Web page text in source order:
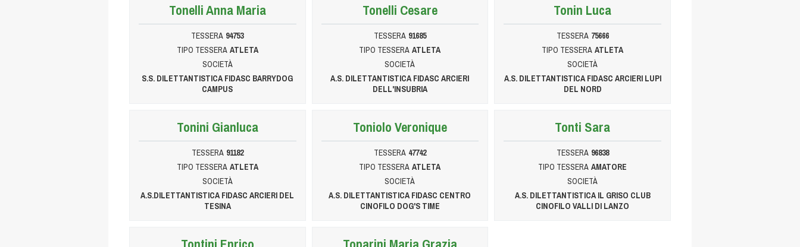
Tonelli Anna Maria
TESSERA 94753
TIPO TESSERA ATLETA
SOCIETÀ
S.S. DILETTANTISTICA FIDASC BARRYDOG
CAMPUS
Tonelli Cesare
TESSERA 91685
TIPO TESSERA ATLETA
SOCIETÀ
A.S. DILETTANTISTICA FIDASC ARCIERI
DELL'INSUBRIA
Tonin Luca
TESSERA 75666
TIPO TESSERA ATLETA
SOCIETÀ
A.S. DILETTANTISTICA FIDASC ARCIERI LUPI
DEL NORD
Tonini Gianluca
TESSERA 91182
TIPO TESSERA ATLETA
SOCIETÀ
A.S.DILETTANTISTICA FIDASC ARCIERI DEL
TESINA
Toniolo Veronique
TESSERA 47742
TIPO TESSERA ATLETA
SOCIETÀ
A.S. DILETTANTISTICA FIDASC CENTRO
CINOFILO DOG'S TIME
Tonti Sara
TESSERA 96838
TIPO TESSERA AMATORE
SOCIETÀ
A.S. DILETTANTISTICA IL GRISO CLUB
CINOFILO VALLI DI LANZO